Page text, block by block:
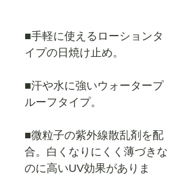
■手軽に使えるローションタ
イプの日焼け止め。
■汗や水に強いウォータープ
ルーフタイプ。
■微粒子の紫外線散乱剤を配
合。白くなりにくく薄づきな
のに高いUV効果がありま